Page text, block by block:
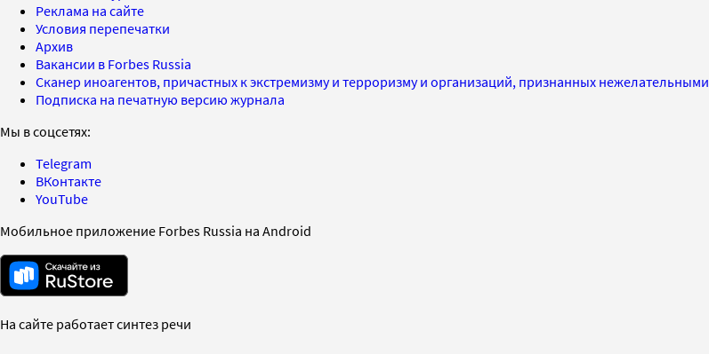
Реклама на сайте
Условия перепечатки
Архив
Вакансии в Forbes Russia
Сканер иноагентов, причастных к экстремизму и терроризму и организаций, признанных нежелательными
Подписка на печатную версию журнала
Мы в соцсетях:
Telegram
ВКонтакте
YouTube
Мобильное приложение Forbes Russia на Android
На сайте работает синтез речи